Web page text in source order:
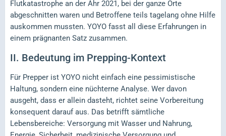
Flutkatastrophe an der Ahr 2021, bei der ganze Orte
abgeschnitten waren und Betroffene teils tagelang ohne Hilfe
auskommen mussten. YOYO fasst all diese Erfahrungen in
einem prägnanten Satz zusammen.
II. Bedeutung im Prepping-Kontext
Für Prepper ist YOYO nicht einfach eine pessimistische
Haltung, sondern eine nüchterne Analyse. Wer davon
ausgeht, dass er allein dasteht, richtet seine Vorbereitung
konsequent darauf aus. Das betrifft sämtliche
Lebensbereiche: Versorgung mit Wasser und Nahrung,